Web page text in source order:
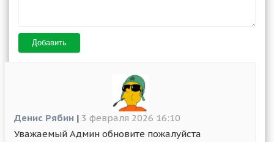
Добавить
Денис Рябин | 3 февраля 2026 16:10
Уважаемый Админ обновите пожалуйста